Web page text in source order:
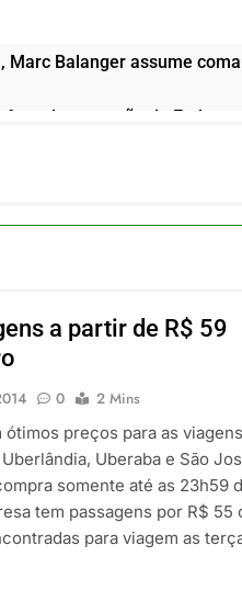
Balanger assume
de operação do Embraer
do Salto Caveiras atrai
e a Melhor Vista de
a partir de R$ 59
0
2 Mins
preços para as viagens
Uberaba e São
somente até as 23h59
tem passagens por R$ 55
para viagem as